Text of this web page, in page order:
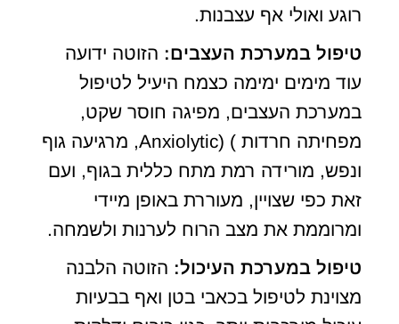
רוגע ואולי אף עצבנות.
טיפול במערכת העצבים: הזוטה ידועה
עוד מימים ימימה כצמח היעיל לטיפול
במערכת העצבים, מפיגה חוסר שקט,
מפחיתה חרדות ) (Anxiolytic, מרגיעה גוף
ונפש, מורידה רמת מתח כללית בגוף, ועם
זאת כפי שצויין, מעוררת באופן מיידי
ומרוממת את מצב הרוח לערנות ולשמחה.
טיפול במערכת העיכול: הזוטה הלבנה
מצוינת לטיפול בכאבי בטן ואף בבעיות